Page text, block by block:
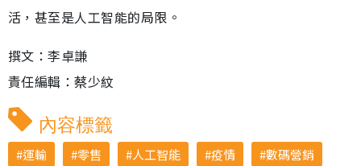
活，甚至是人工智能的局限。
撰文：李卓謙
責任編輯：蔡少紋
內容標籤
運輸 零售 人工智能 疫情
數碼營銷